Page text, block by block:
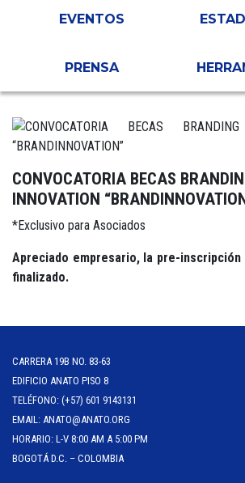
EVENTOS
PRENSA
CONVOCATORIA BECAS
INNOVATION
*Exclusivo para Asociados
Apreciado empresario, la pre-
finalizado.
CARRERA 19B NO. 83-63
EDIFICIO ANATO PISO 8
TELÉFONO: (+57) 601 9143131
EMAIL: ANATO@ANATO.ORG
HORARIO: L-V 8:00 AM A 5:00 PM
BOGOTÁ D.C. – COLOMBIA